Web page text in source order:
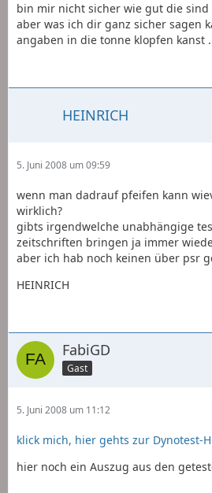
bin mir nicht sicher wie gut die sind
aber was ich dir ganz sicher sagen
angaben in die tonne klopfen kanst .
HEINRICH
5. Juni 2008 um 09:59
wenn man dadrauf pfeifen kann
wirklich?
gibts irgendwelche unabhängige
zeitschriften bringen ja immer
aber ich hab noch keinen über psr
HEINRICH
FabiGD
Gast
5. Juni 2008 um 11:12
klick mich, hier gehts zur Dynotest-
hier noch ein Auszug aus den